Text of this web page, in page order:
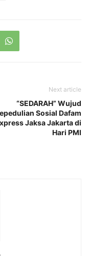
Next article
“SEDARAH” Wujud
Sosial Dafam
Jaksa Jakarta di
Hari PMI